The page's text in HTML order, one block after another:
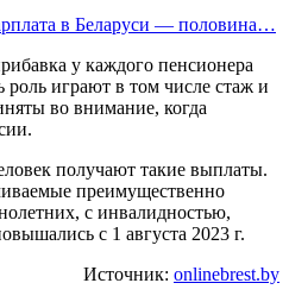
в Беларуси — половина…
у каждого пенсионера
роль играют в том числе стаж и
во внимание, когда
получают такие выплаты.
преимущественно
с инвалидностью,
с 1 августа 2023 г.
Источник: onlinebrest.by